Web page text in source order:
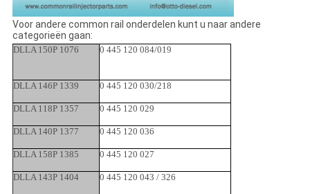
Voor andere common rail onderdelen kunt u naar andere
categorieën gaan:
DLLA 150P 1076 0 445 120 084/019
DLLA 146P 1339 0 445 120 030/218
DLLA 118P 1357 0 445 120 029
DLLA 140P 1377 0 445 120 036
DLLA 158P 1385 0 445 120 027
DLLA 143P 1404 0 445 120 043 / 326